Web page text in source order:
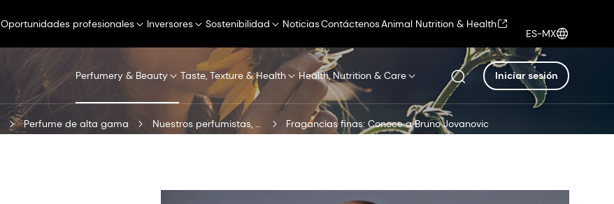
Oportunidades profesionales Inversores Sostenibilidad NoticiasContáctenosAnimal Nutrition & Health
ES-MX
Perfumery & Beauty Taste, Texture & Health Health, Nutrition & Care Iniciar sesión
Perfume de alta gama Nuestros perfumistas, creadores e ideadores Fragancias finas: Conoce a Bruno Jovanovic